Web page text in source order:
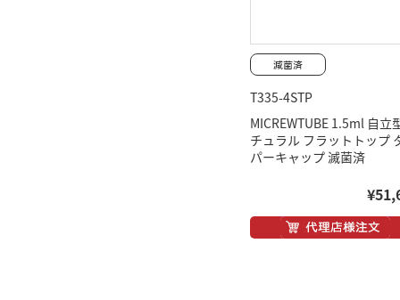
T335-4STP
MICREWTUBE 1.5ml 自立
チュラル フラットトップ
パーキャップ 滅菌済